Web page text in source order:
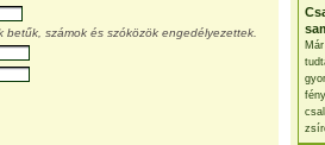
számok és szóközök engedélyezettek.